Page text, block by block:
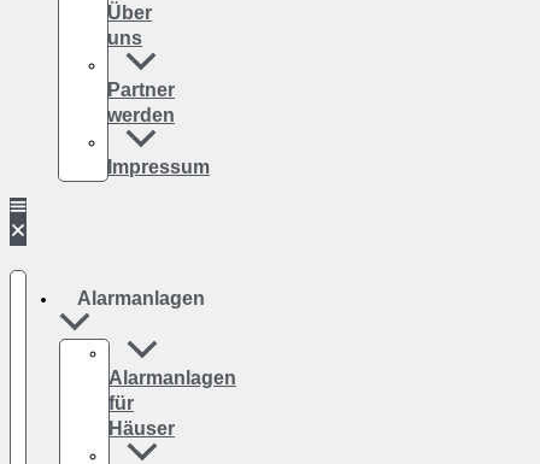
Über
uns
Partner
werden
Impressum
Alarmanlagen
Alarmanlagen
für
Häuser